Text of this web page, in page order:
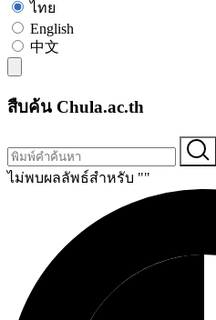
ไทย
English
中文
สืบค้น Chula.ac.th
ไม่พบผลลัพธ์สำหรับ ""